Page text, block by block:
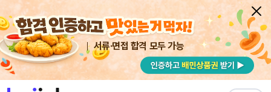
서류·면접 합격 모두 가능